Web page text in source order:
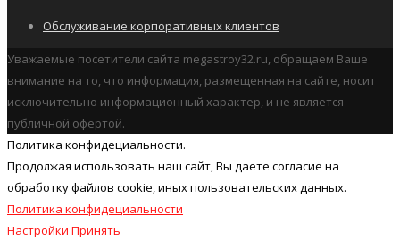
Обслуживание корпоративных клиентов
Уважаемые посетители сайта megastroy32.ru, обращаем Ваше
внимание на то, что информация, размещенная на сайте, носит
исключительно информационный характер, и не является
публичной офертой.
Политика конфидециальности.
Продолжая использовать наш cайт, Вы даете согласие на
обработку файлов cookie, иных пользовательских данных.
Политика конфидециальности
Настройки Принять